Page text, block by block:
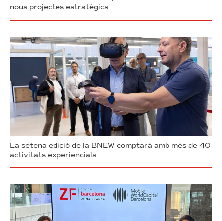
nous projectes estratègics
La setena edició de la BNEW comptarà amb més de 40
activitats experiencials